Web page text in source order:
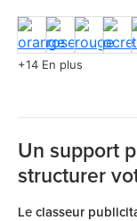
+14 En plus
Un support
structurer
Le classeur